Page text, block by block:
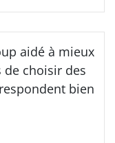
aidé à mieux
de choisir des
bien